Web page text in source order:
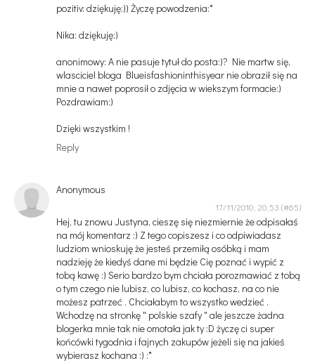
pozitiv: dziękuję:)) Życzę powodzenia:*
Nika: dziękuję:)
anonimowy: A nie pasuje tytuł do posta:)? Nie martw się,
wlasciciel bloga Blueisfashioninthisyear nie obraził się na
mnie a nawet poprosił o zdjęcia w wiekszym formacie:)
Pozdrawiam:)
Dzięki wszystkim !
Reply
Anonymous
17/11/2010, 20:53
Hej, tu znowu Justyna, cieszę się niezmiernie że odpisałaś
na mój komentarz :) Z tego copiszesz i co odpiwiadasz
ludziom wnioskuję że jesteś przemiłą osóbką i mam
nadzieję że kiedyś dane mi będzie Cię poznać i wypić z
tobą kawę :) Serio bardzo bym chciała porozmawiać z tobą
o tym czego nie lubisz, co lubisz, co kochasz, na co nie
możesz patrzeć . Chciałabym to wszystko wedzieć .
Wchodzę na stronkę " polskie szafy " ale jeszcze żadna
blogerka mnie tak nie omotała jak ty :D życzę ci super
końcówki tygodnia i fajnych zakupów jeżeli się na jakieś
wybierasz kochana :) :*